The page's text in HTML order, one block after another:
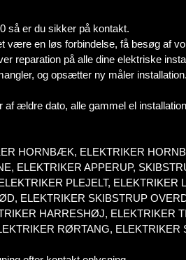
så er du sikker på kontakt.
være en løs forbindelse, få besøg af
reparation på alle dine elektriske
og opsætter ny måler installation.
ældre dato, alle gammel el
HORNBÆK, ELEKTRIKER
ELEKTRIKER APPERUP,
PLEJELT, ELEKTRIKER
ELEKTRIKER SKIBSTRUP
HARRESHØJ, ELEKTRIKER
RØRTANG, ELEKTRIKER